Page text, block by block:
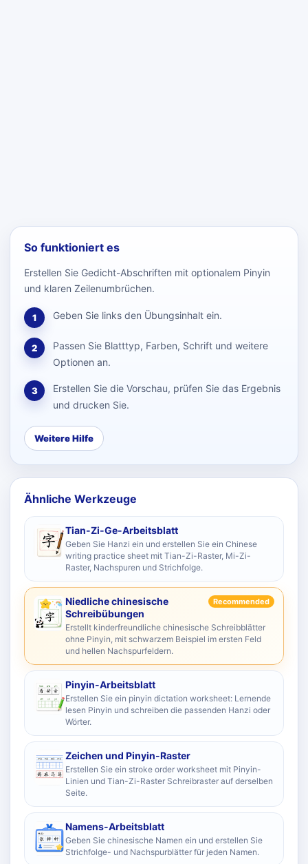
So funktioniert es
Erstellen Sie Gedicht-Abschriften mit optionalem Pinyin
und klaren Zeilenumbrüchen.
1 Geben Sie links den Übungsinhalt ein.
2
Passen Sie Blatttyp, Farben, Schrift und weitere
Optionen an.
3
Erstellen Sie die Vorschau, prüfen Sie das Ergebnis
und drucken Sie.
Weitere Hilfe
Ähnliche Werkzeuge
Tian-Zi-Ge-Arbeitsblatt
Geben Sie Hanzi ein und erstellen Sie ein Chinese
writing practice sheet mit Tian-Zi-Raster, Mi-Zi-
Raster, Nachspuren und Strichfolge.
Niedliche chinesische
Schreibübungen
Recommended
Erstellt kinderfreundliche chinesische Schreibblätter
ohne Pinyin, mit schwarzem Beispiel im ersten Feld
und hellen Nachspurfeldern.
Pinyin-Arbeitsblatt
Erstellen Sie ein pinyin dictation worksheet: Lernende
lesen Pinyin und schreiben die passenden Hanzi oder
Wörter.
Zeichen und Pinyin-Raster
Erstellen Sie ein stroke order worksheet mit Pinyin-
Linien und Tian-Zi-Raster Schreibraster auf derselben
Seite.
Namens-Arbeitsblatt
Geben Sie chinesische Namen ein und erstellen Sie
Strichfolge- und Nachspurblätter für jeden Namen.